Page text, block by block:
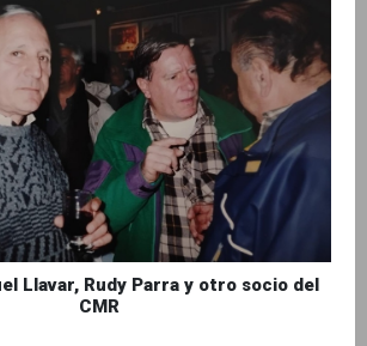
Llavar, Rudy Parra y otro socio del
CMR